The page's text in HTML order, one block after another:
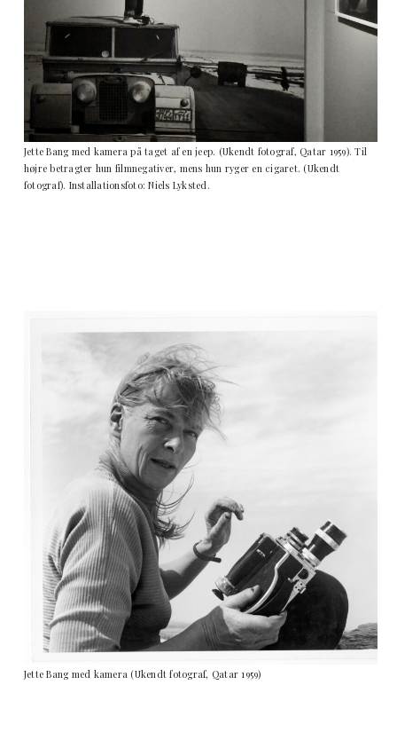
Jette Bang med kamera på taget af en jeep. (Ukendt fotograf, Qatar 1959). Til
højre betragter hun filmnegativer, mens hun ryger en cigaret. (Ukendt
fotograf). Installationsfoto: Niels Lyksted.
Jette Bang med kamera (Ukendt fotograf, Qatar 1959)